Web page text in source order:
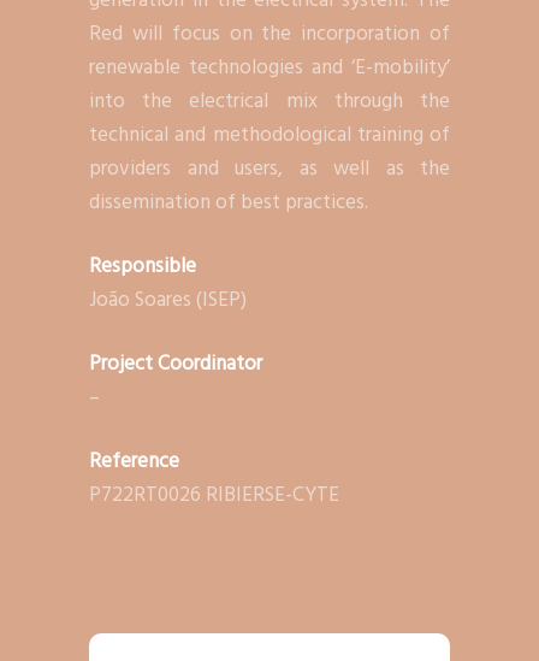
Red will focus on the incorporation of
renewable technologies and ‘E-mobility’
into the electrical mix through the
technical and methodological training of
providers and users, as well as the
dissemination of best practices.
Responsible
João Soares (ISEP)
Project Coordinator
–
Reference
P722RT0026 RIBIERSE-CYTE